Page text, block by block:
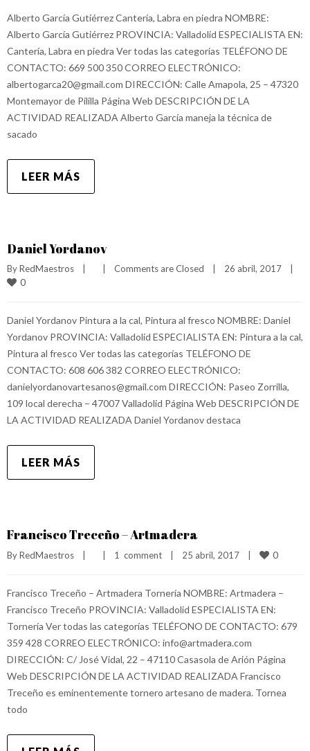
Alberto García Gutiérrez Cantería, Labra en piedra NOMBRE:
Alberto García Gutiérrez PROVINCIA: Valladolid ESPECIALISTA EN:
Cantería, Labra en piedra Ver todas las categorías TELÉFONO DE
CONTACTO: 669 500 350 CORREO ELECTRÓNICO:
albertogarca20@gmail.com DIRECCIÓN: Calle Amapola, 25 – 47320
Montemayor de Pililla Página Web DESCRIPCIÓN DE LA
ACTIVIDAD REALIZADA Alberto García maneja la técnica de
sacado
LEER MÁS
Daniel Yordanov
By RedMaestros Comments are Closed 26 abril, 2017
0
Daniel Yordanov Pintura a la cal, Pintura al fresco NOMBRE: Daniel
Yordanov PROVINCIA: Valladolid ESPECIALISTA EN: Pintura a la cal,
Pintura al fresco Ver todas las categorías TELÉFONO DE
CONTACTO: 608 606 382 CORREO ELECTRÓNICO:
danielyordanovartesanos@gmail.com DIRECCIÓN: Paseo Zorrilla,
109 local derecha – 47007 Valladolid Página Web DESCRIPCIÓN DE
LA ACTIVIDAD REALIZADA Daniel Yordanov destaca
LEER MÁS
Francisco Treceño – Artmadera
By RedMaestros 1  comment 25 abril, 2017 0
Francisco Treceño – Artmadera Tornería NOMBRE: Artmadera –
Francisco Treceño PROVINCIA: Valladolid ESPECIALISTA EN:
Tornería Ver todas las categorías TELÉFONO DE CONTACTO: 679
359 428 CORREO ELECTRÓNICO: info@artmadera.com
DIRECCIÓN: C/ José Vidal, 22 – 47110 Casasola de Arión Página
Web DESCRIPCIÓN DE LA ACTIVIDAD REALIZADA Francisco
Treceño es eminentemente tornero artesano de madera. Tornea
todo